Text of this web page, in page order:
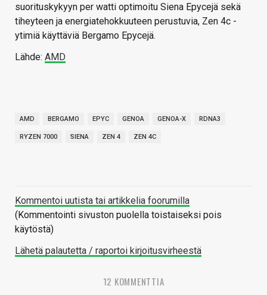
suorituskykyyn per watti optimoitu Siena Epycejä sekä
tiheyteen ja energiatehokkuuteen perustuvia, Zen 4c -
ytimiä käyttäviä Bergamo Epycejä.
Lähde: AMD
AMD BERGAMO EPYC GENOA GENOA-X RDNA3
RYZEN 7000 SIENA ZEN 4 ZEN 4C
Kommentoi uutista tai artikkelia foorumilla
(Kommentointi sivuston puolella toistaiseksi pois
käytöstä)
Lähetä palautetta / raportoi kirjoitusvirheestä
12 KOMMENTTIA